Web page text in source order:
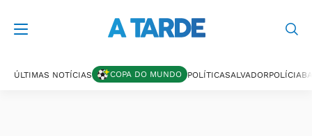
ÚLTIMAS NOTÍCIAS COPA DO MUNDO POLÍTICASALVADORPOLÍCIA